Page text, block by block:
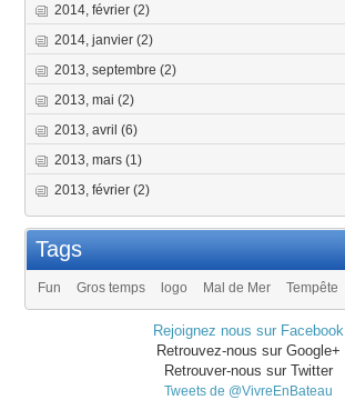
2014, février(2)
2014, janvier(2)
2013, septembre(2)
2013, mai(2)
2013, avril(6)
2013, mars(1)
2013, février(2)
Tags
Fun Gros temps logo Mal de Mer Tempête
Rejoignez nous sur Facebook
Retrouvez-nous sur Google+
Retrouver-nous sur Twitter
Tweets de @VivreEnBateau